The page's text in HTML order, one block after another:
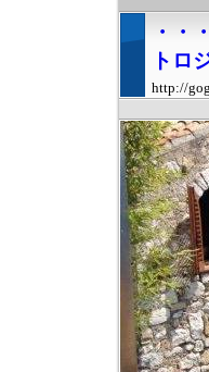
・・
トロ
http://